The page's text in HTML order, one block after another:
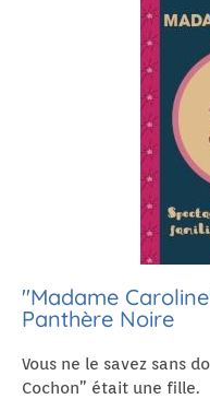
"Madame
Panthère Noire
Vous ne le savez sans
Cochon” était une fille.